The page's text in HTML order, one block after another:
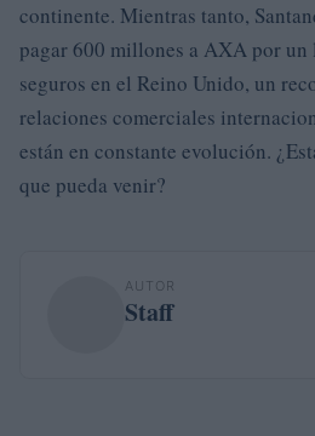
continente. Mientras tanto,
pagar 600 millones a AXA por
seguros en el Reino Unido, un
relaciones comerciales
están en constante evolución.
que pueda venir?
AUTOR
Staff